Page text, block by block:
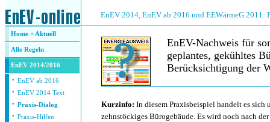
EnEV 2014, EnEV ab 2016 und EEWärmeG 2011:
Home + Aktuell
Alle Regeln
EnEV 2014/2016
· EnEV ab 2016
· EnEV 2014 Text
· Praxis-Dialog
· Praxis-Hilfen
EnEV-Nachweis für
geplantes, gekühltes
Berücksichtigung der
Kurzinfo: In diesem Praxisbeispiel handelt es sich
zehnstöckiges Bürogebäude. Es wird noch nach der